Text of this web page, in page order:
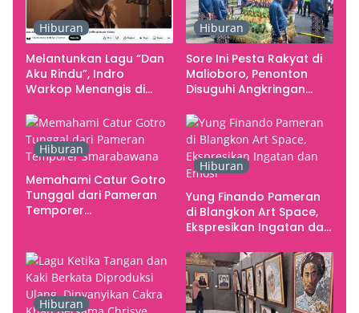
Hiburan
Melantunkan Lagu “Dan
Aku Rindu”, Indro
Warkop Menangis di
Hiburan
Sore Ini Pesta Rakyat di
Malioboro, Penonton
Disuguhi Angkringan
Hiburan
Memahami Catur Gotro
Tunggal dari Pameran
Temporer
Hiburan
Yung Finando Pameran
di Blangkon Art Space,
Ekspresikan Ingatan dan
Hiburan